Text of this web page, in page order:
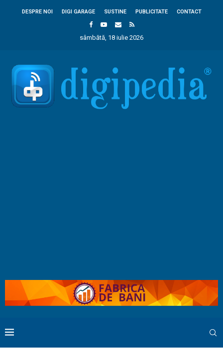
DESPRE NOI DIGI GARAGE SUSTINE PUBLICITATE CONTACT
sâmbătă, 18 iulie 2026